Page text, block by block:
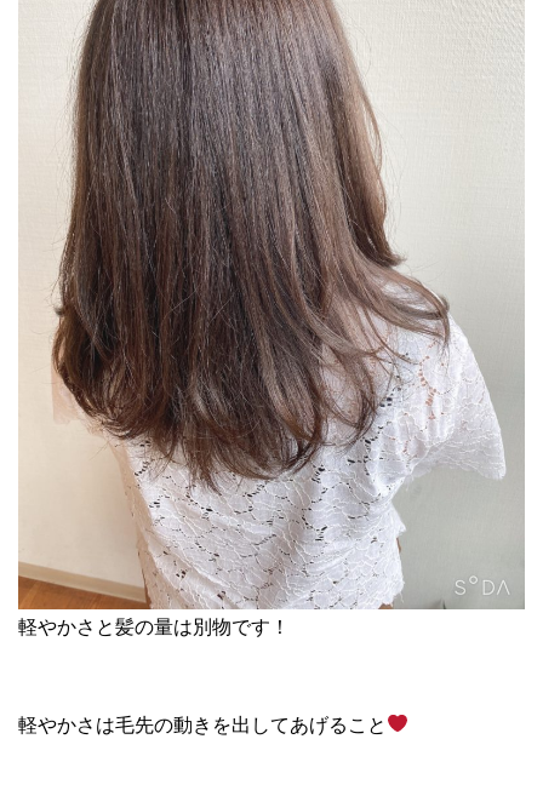
軽やかさと髪の量は別物です！
軽やかさは毛先の動きを出してあげること